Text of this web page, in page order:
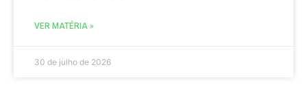
VER MATÉRIA »
30 de julho de 2026